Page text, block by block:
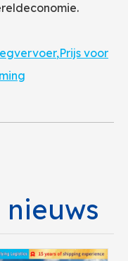
,Prijs voor